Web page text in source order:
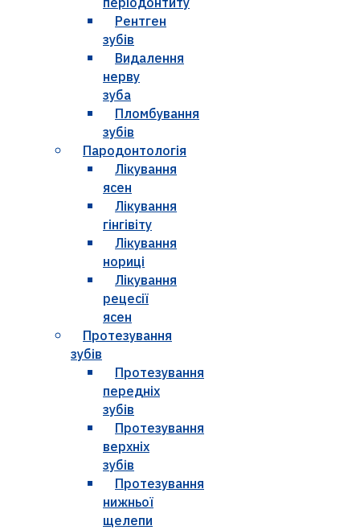
Рентген
зубів
Видалення
нерву
зуба
Пломбування
зубів
Пародонтологія
Лікування
ясен
Лікування
гінгівіту
Лікування
нориці
Лікування
рецесії
ясен
Протезування
зубів
Протезування
передніх
зубів
Протезування
верхніх
зубів
Протезування
нижньої
щелепи